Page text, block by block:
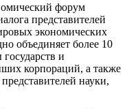
форум
представителей
экономических
объединяет более 10
и
корпораций, а также
науки,